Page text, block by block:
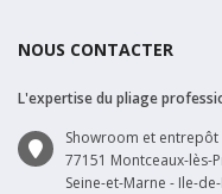
NOUS CONTACTER
L'expertise du pliage
Showroom et entrepôt
77151 Montceaux-lès-
Seine-et-Marne - Ile-